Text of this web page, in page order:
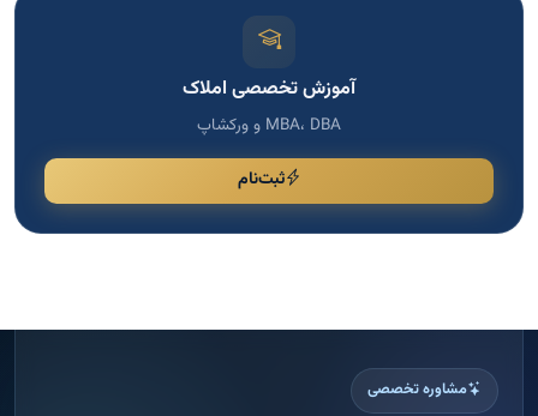
آموزش تخصصی املاک
MBA، DBA و ورکشاپ
ثبت‌نام
مشاوره تخصصی